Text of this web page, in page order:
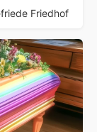
Friedhof